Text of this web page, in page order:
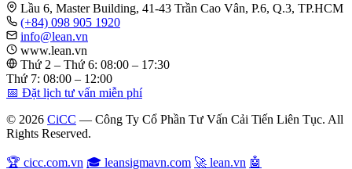
Lầu 6, Master Building, 41-43 Trần Cao Vân, P.6, Q.3, TP.HCM
(+84) 098 905 1920
info@lean.vn
www.lean.vn
Thứ 2 – Thứ 6: 08:00 – 17:30
Thứ 7: 08:00 – 12:00
📅 Đặt lịch tư vấn miễn phí
© 2026 CiCC — Công Ty Cổ Phần Tư Vấn Cải Tiến Liên Tục. All
Rights Reserved.
🏆 cicc.com.vn 🎓 leansigmavn.com 🚀 lean.vn 🤖